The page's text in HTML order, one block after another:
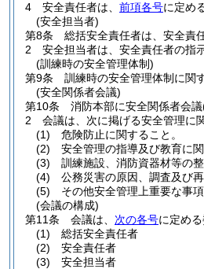
4
安全責任者は、 前項各号に定め
(安全担当者)
第8条
総括安全責任者は、安全責
2
安全担当者は、安全責任者の指
(訓練時の安全管理体制)
第9条
訓練時の安全管理体制に関
(安全関係者会議)
第10条
消防本部に安全関係者会議
2
会議は、次に掲げる安全管理に
(1)
危険防止に関すること。
(2)
安全管理の指導及び教育に関
(3)
訓練施設、消防資器材等の整
(4)
公務災害の原因、調査及び
(5)
その他安全管理上重要な事項
(会議の構成)
第11条
会議は、 次の各号に定め
(1)
総括安全責任者
(2)
安全責任者
(3)
安全担当者